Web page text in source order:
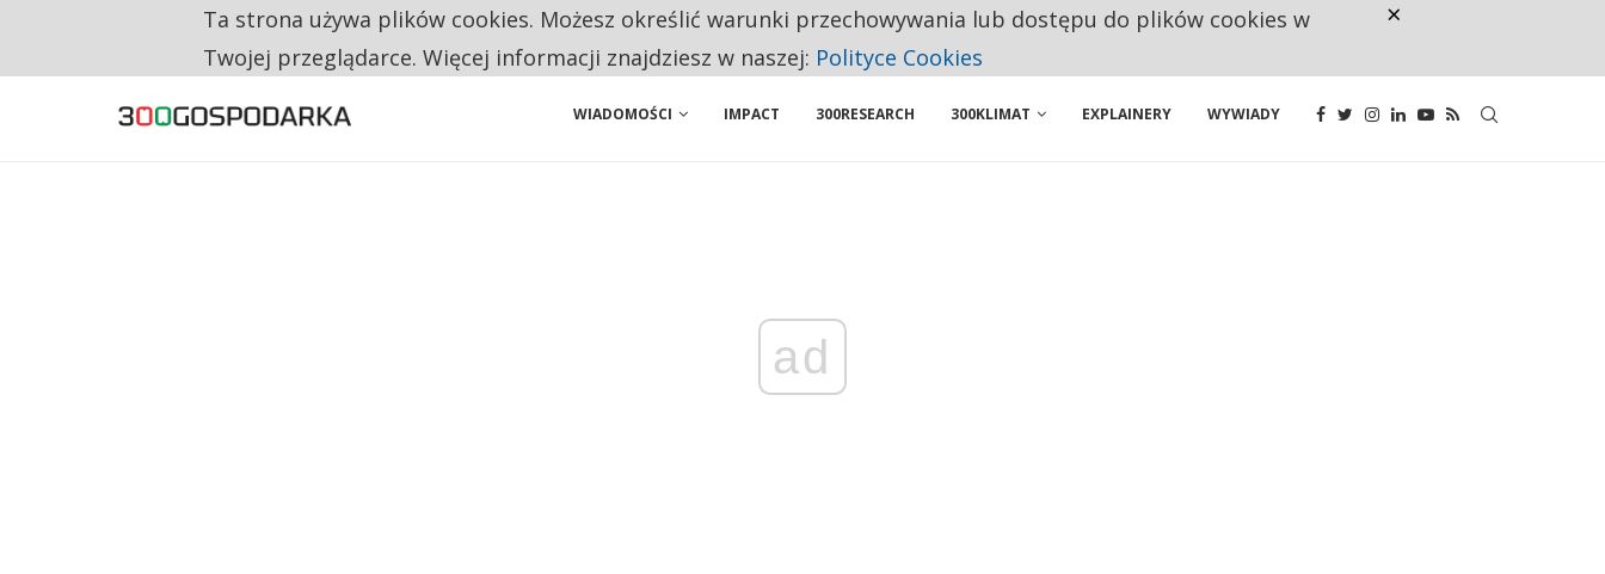
NA JEDEN WAKAT PRZYPADAJĄ 62 ZGŁOSZENIA. WIELU KANDYDATÓW NIE ROZPOCZYNA PRACY
WIADOMOŚCI IMPACT 300RESEARCH 300KLIMAT EXPLAINERY WYWIADY
ad
Ta strona używa plików cookies. Możesz określić warunki przechowywania lub dostępu do plików cookies w
Twojej przeglądarce. Więcej informacji znajdziesz w naszej: Polityce Cookies
×